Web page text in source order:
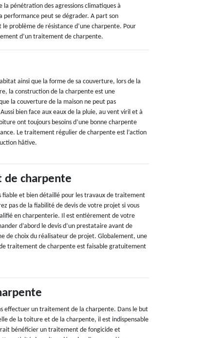
pénétration des agressions climatiques à
performance peut se dégrader. A part son
problème de résistance d’une charpente. Pour
d’un traitement de charpente.
ainsi que la forme de sa couverture, lors de la
la construction de la charpente est une
la couverture de la maison ne peut pas
bien face aux eaux de la pluie, au vent viril et à
ont toujours besoins d’une bonne charpente
Le traitement régulier de charpente est l’action
hâtive.
de charpente
fiable et bien détaillé pour les travaux de traitement
pas de la fiabilité de devis de votre projet si vous
en charpenterie. Il est entièrement de votre
d’abord le devis d’un prestataire avant de
de choix du réalisateur de projet. Globalement, une
traitement de charpente est faisable gratuitement
effectuer un traitement de la charpente. Dans le but
de la toiture et de la charpente, il est indispensable
bénéficier un traitement de fongicide et